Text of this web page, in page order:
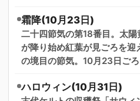
霜降(10月23日)
二十四節気の第18番目。太
が降り始め紅葉が見ごろを迎
の境目の節気。10月23日ごろ
ハロウィン(10月31日)